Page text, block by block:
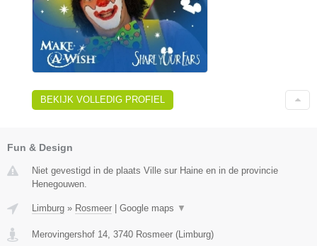
BEKIJK VOLLEDIG PROFIEL
Fun & Design
Niet gevestigd in de plaats Ville sur Haine en in de provincie
Henegouwen.
Limburg » Rosmeer | Google maps ▼
Merovingershof 14 3740 Rosmeer (Limburg)